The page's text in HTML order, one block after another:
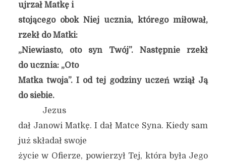
ujrzał Matkę i
stojącego obok Niej ucznia, którego miłował,
rzekł do Matki:
„Niewiasto, oto syn Twój”. Następnie rzekł
do ucznia: „Oto
Matka twoja”. I od tej godziny uczeń wziął Ją
do siebie.
Jezus
dał Janowi Matkę. I dał Matce Syna. Kiedy sam
już składał swoje
życie w Ofierze, powierzył Tej, która była Jego